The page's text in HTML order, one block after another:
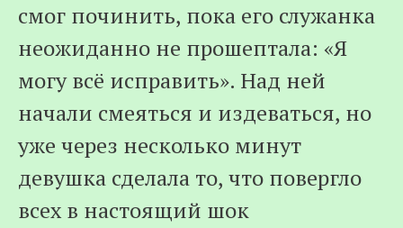
смог починить, пока его служанка
неожиданно не прошептала: «Я
могу всё исправить». Над ней
начали смеяться и издеваться, но
уже через несколько минут
девушка сделала то, что повергло
всех в настоящий шок